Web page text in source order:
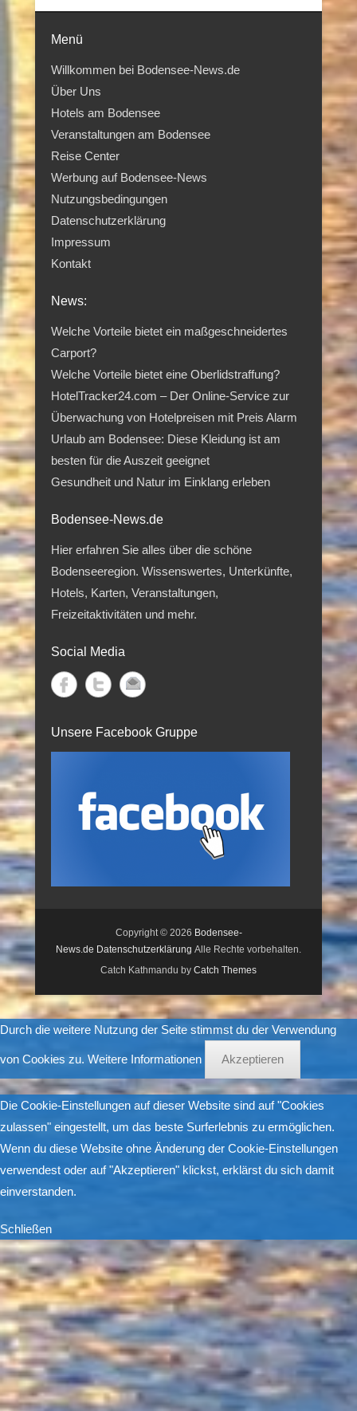
Menü
Willkommen bei Bodensee-News.de
Über Uns
Hotels am Bodensee
Veranstaltungen am Bodensee
Reise Center
Werbung auf Bodensee-News
Nutzungsbedingungen
Datenschutzerklärung
Impressum
Kontakt
News:
Welche Vorteile bietet ein maßgeschneidertes
Carport?
Welche Vorteile bietet eine Oberlidstraffung?
HotelTracker24.com – Der Online-Service zur
Überwachung von Hotelpreisen mit Preis Alarm
Urlaub am Bodensee: Diese Kleidung ist am
besten für die Auszeit geeignet
Gesundheit und Natur im Einklang erleben
Bodensee-News.de
Hier erfahren Sie alles über die schöne
Bodenseeregion. Wissenswertes, Unterkünfte,
Hotels, Karten, Veranstaltungen,
Freizeitaktivitäten und mehr.
Social Media
Unsere Facebook Gruppe
Copyright © 2026 Bodensee-
News.de Datenschutzerklärung Alle Rechte vorbehalten.
Catch Kathmandu by Catch Themes
Durch die weitere Nutzung der Seite stimmst du der Verwendung
von Cookies zu. Weitere Informationen Akzeptieren
Die Cookie-Einstellungen auf dieser Website sind auf "Cookies
zulassen" eingestellt, um das beste Surferlebnis zu ermöglichen.
Wenn du diese Website ohne Änderung der Cookie-Einstellungen
verwendest oder auf "Akzeptieren" klickst, erklärst du sich damit
einverstanden.
Schließen